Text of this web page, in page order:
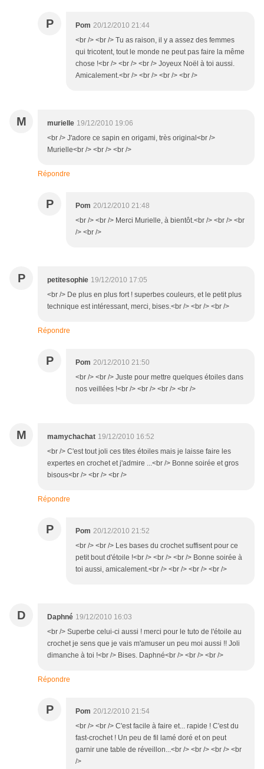
P Pom 20/12/2010 21:44
<br /> <br /> Tu as raison, il y a assez des femmes
qui tricotent, tout le monde ne peut pas faire la même
chose !<br /> <br /> <br /> Joyeux Noël à toi aussi.
Amicalement.<br /> <br /> <br /> <br />
M murielle 19/12/2010 19:06
<br /> J'adore ce sapin en origami, très original<br />
Murielle<br /> <br /> <br />
Répondre
P Pom 20/12/2010 21:48
<br /> <br /> Merci Murielle, à bientôt.<br /> <br /> <br
/> <br />
P petitesophie 19/12/2010 17:05
<br /> De plus en plus fort ! superbes couleurs, et le petit plus
technique est intéressant, merci, bises.<br /> <br /> <br />
Répondre
P Pom 20/12/2010 21:50
<br /> <br /> Juste pour mettre quelques étoiles dans
nos veillées !<br /> <br /> <br /> <br />
M mamychachat 19/12/2010 16:52
<br /> C'est tout joli ces tites étoiles mais je laisse faire les
expertes en crochet et j'admire ...<br /> Bonne soirée et gros
bisous<br /> <br /> <br />
Répondre
P Pom 20/12/2010 21:52
<br /> <br /> Les bases du crochet suffisent pour ce
petit bout d'étoile !<br /> <br /> <br /> Bonne soirée à
toi aussi, amicalement.<br /> <br /> <br /> <br />
D Daphné 19/12/2010 16:03
<br /> Superbe celui-ci aussi ! merci pour le tuto de l'étoile au
crochet je sens que je vais m'amuser un peu moi aussi !! Joli
dimanche à toi !<br /> Bises. Daphné<br /> <br /> <br />
Répondre
P Pom 20/12/2010 21:54
<br /> <br /> C'est facile à faire et... rapide ! C'est du
fast-crochet ! Un peu de fil lamé doré et on peut
garnir une table de réveillon...<br /> <br /> <br /> <br
/>